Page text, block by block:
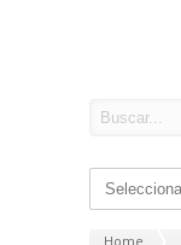
Home